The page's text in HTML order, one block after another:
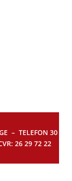
– TELEFON 30
26 29 72 22